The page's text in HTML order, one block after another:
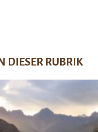
DIESER RUBRIK